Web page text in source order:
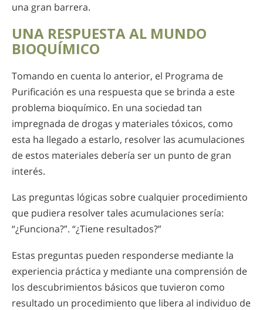
una gran barrera.
UNA RESPUESTA AL MUNDO
BIOQUÍMICO
Tomando en cuenta lo anterior, el Programa de
Purificación es una respuesta que se brinda a este
problema bioquímico. En una sociedad tan
impregnada de drogas y materiales tóxicos, como
esta ha llegado a estarlo, resolver las acumulaciones
de estos materiales debería ser un punto de gran
interés.
Las preguntas lógicas sobre cualquier procedimiento
que pudiera resolver tales acumulaciones sería:
“¿Funciona?”. “¿Tiene resultados?”
Estas preguntas pueden responderse mediante la
experiencia práctica y mediante una comprensión de
los descubrimientos básicos que tuvieron como
resultado un procedimiento que libera al individuo de